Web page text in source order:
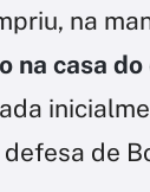
na
na casa
de